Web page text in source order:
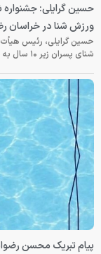
ورزش شنا در خراسان
حسین گرایلی، رئیس هیأت
شنای پسران زیر ۱۰ سال به مناسبت روز جهانی شنا اظهار کرد: این جشنواره روز جمعه‌ ۱۶
پیام تبریک محسن